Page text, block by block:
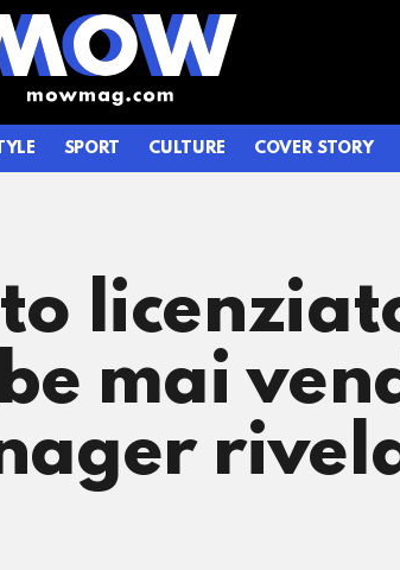
SPORT CULTURE COVER STORY
mai